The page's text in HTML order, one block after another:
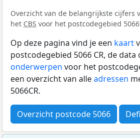
Overzicht van de belangrijkste cijfers
het CBS voor het postcodegebied 5066
Op deze pagina vind je een kaart
postcodegebied 5066 CR, de
onderwerpen voor het
een overzicht van alleadressen
5066CR.
Overzicht postcode 5066